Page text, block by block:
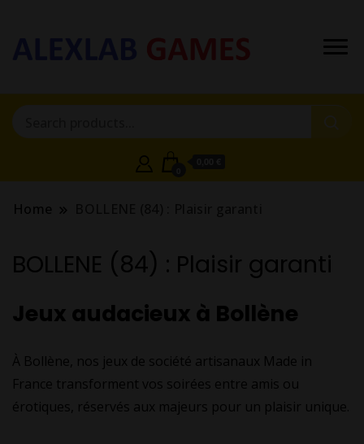
Home
BOLLENE (84) : Plaisir garanti
Jeux audacieux à Bollène
À Bollène, nos jeux de société artisanaux Made in
France transforment vos soirées entre amis ou
érotiques, réservés aux majeurs pour un plaisir unique.